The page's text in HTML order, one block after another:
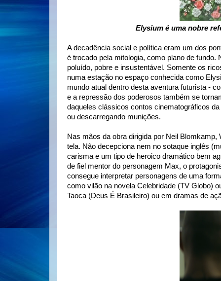
Elysium é uma nobre
A decadência social e política eram um dos
é trocado pela mitologia, como plano de fundo.
poluído, pobre e insustentável. Somente os
numa estação no espaço conhecida como
mundo atual dentro desta aventura futurista -
e a repressão dos poderosos também se
daqueles clássicos contos cinematográficos
ou descarregando munições.
Nas mãos da obra dirigida por Neil
tela. Não decepciona nem no sotaque inglês
carisma e um tipo de heroico dramático bem
de fiel mentor do personagem Max, o
consegue interpretar personagens de uma
como vilão na novela Celebridade (TV Globo)
Taoca (Deus É Brasileiro) ou em dramas de